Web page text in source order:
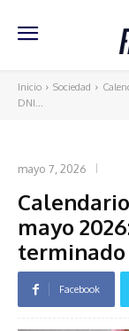
Inicio Sociedad
DNI...
mayo 7, 2026
mayo
terminado
Facebook